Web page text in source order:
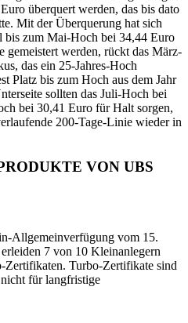
überquert werden, das bis dato
Mit der Überquerung hat sich
bis zum Mai-Hoch bei 34,44 Euro
gemeistert werden, rückt das März-
das ein 25-Jahres-Hoch
Platz bis zum Hoch aus dem Jahr
sollten das Juli-Hoch bei
bei 30,41 Euro für Halt sorgen,
200-Tage-Linie wieder in
VON UBS
Allgemeinverfügung vom 15.
7 von 10 Kleinanlegern
Zertifikaten. Turbo-Zertifikate sind
für langfristige